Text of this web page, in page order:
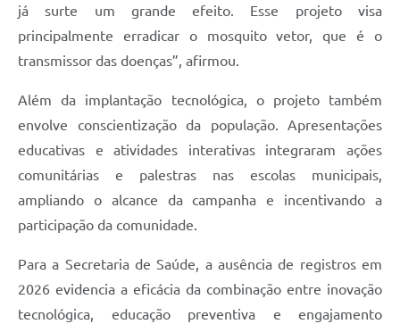
já surte um grande efeito. Esse projeto visa
principalmente erradicar o mosquito vetor, que é o
transmissor das doenças”, afirmou.
Além da implantação tecnológica, o projeto também
envolve conscientização da população. Apresentações
educativas e atividades interativas integraram ações
comunitárias e palestras nas escolas municipais,
ampliando o alcance da campanha e incentivando a
participação da comunidade.
Para a Secretaria de Saúde, a ausência de registros em
2026 evidencia a eficácia da combinação entre inovação
tecnológica, educação preventiva e engajamento